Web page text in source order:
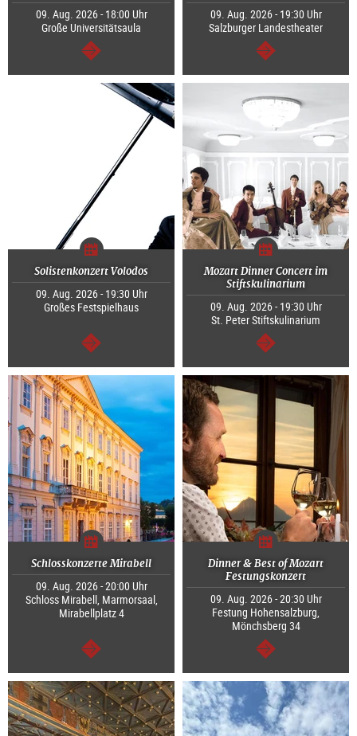
09. Aug. 2026 - 18:00 Uhr
Große Universitätsaula
weiter
09. Aug. 2026 - 19:30 Uhr
Salzburger Landestheater
weiter
Solistenkonzert Volodos
09. Aug. 2026 - 19:30 Uhr
Großes Festspielhaus
weiter
Mozart Dinner Concert im
Stiftskulinarium
09. Aug. 2026 - 19:30 Uhr
St. Peter Stiftskulinarium
weiter
Schlosskonzerte Mirabell
09. Aug. 2026 - 20:00 Uhr
Schloss Mirabell, Marmorsaal,
Mirabellplatz 4
weiter
Dinner & Best of Mozart
Festungskonzert
09. Aug. 2026 - 20:30 Uhr
Festung Hohensalzburg,
Mönchsberg 34
weiter